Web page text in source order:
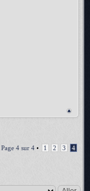
Page 4 sur 4 • 1 2 3 4